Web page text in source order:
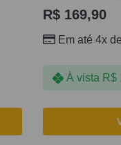
R$ 169,90
Em até 4x
À vista R$